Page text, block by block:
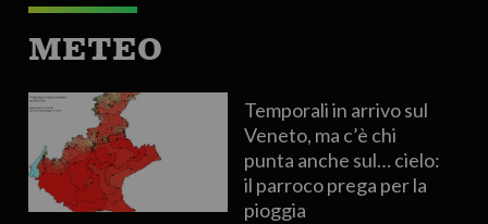
METEO
Temporali in arrivo sul
Veneto, ma c’è chi
punta anche sul… cielo:
il parroco prega per la
pioggia